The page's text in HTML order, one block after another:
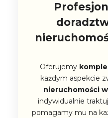
Oferujemy
każdym aspekcie
nieruchomości
indywidualnie
pomagamy mu na